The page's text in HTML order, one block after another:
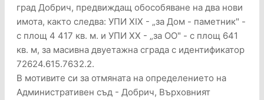
град Добрич, предвиждащ обособяване на два нови
имота, както следва: УПИ ХІХ - „за Дом - паметник" -
с площ 4 417 кв. м. и УПИ ХХ - „за ОО" - с площ 641
кв. м, за масивна двуетажна сграда с идентификатор
72624.615.7632.2.
В мотивите си за отмяната на определението на
Административен съд - Добрич, Върховният